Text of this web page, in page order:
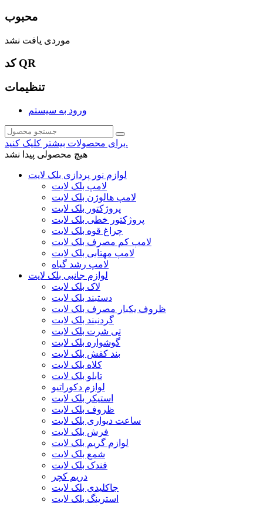
محبوب
موردی یافت نشد
کد QR
تنظیمات
ورود به سیستم
برای محصولات بیشتر کلیک کنید.
هیچ محصولی پیدا نشد
لوازم نور پردازی بلک لایت
لامپ بلک لایت
لامپ هالوژن بلک لایت
پروژکتور بلک لایت
پروژکتور خطی بلک لایت
چراغ قوه بلک لایت
لامپ کم مصرف بلک لایت
لامپ مهتابی بلک لایت
لامپ رشد گیاه
لوازم جانبی بلک لایت
لاک بلک لایت
دستبند بلک لایت
ظروف یکبار مصرف بلک لایت
گردنبند بلک لایت
تی شرت بلک لایت
گوشواره بلک لایت
بند کفش بلک لایت
کلاه بلک لایت
تابلو بلک لایت
لوازم دکوراتیو
استیکر بلک لایت
ظروف بلک لایت
ساعت دیواری بلک لایت
فرش بلک لایت
لوازم گریم بلک لایت
شمع بلک لایت
فندک بلک لایت
دریم کچر
جاکلیدی بلک لایت
استرینگ بلک لایت